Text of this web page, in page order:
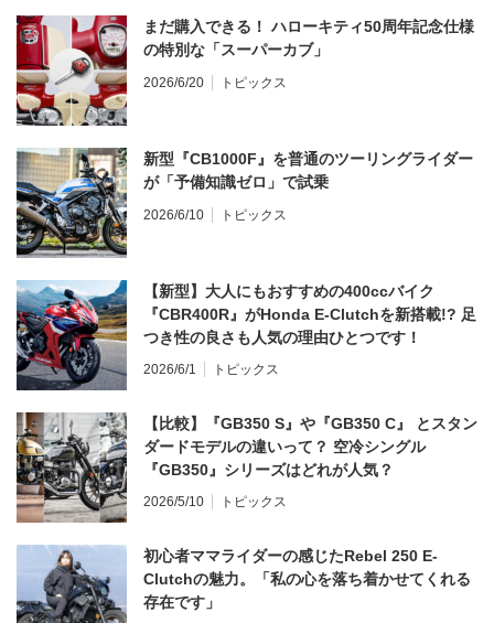
まだ購入できる！ ハローキティ50周年記念仕様
の特別な「スーパーカブ」
2026/6/20 トピックス
新型『CB1000F』を普通のツーリングライダー
が「予備知識ゼロ」で試乗
2026/6/10 トピックス
【新型】大人にもおすすめの400ccバイク
『CBR400R』がHonda E-Clutchを新搭載!? 足
つき性の良さも人気の理由ひとつです！
2026/6/1 トピックス
【比較】『GB350 S』や『GB350 C』 とスタン
ダードモデルの違いって？ 空冷シングル
『GB350』シリーズはどれが人気？
2026/5/10 トピックス
初心者ママライダーの感じたRebel 250 E-
Clutchの魅力。「私の心を落ち着かせてくれる
存在です」